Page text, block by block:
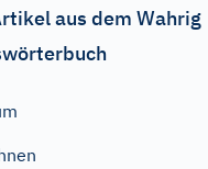
aus dem Wahrig